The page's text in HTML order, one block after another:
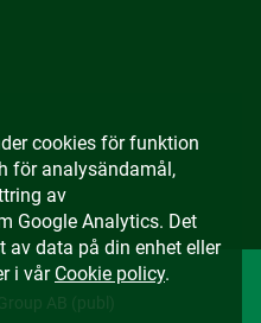
AB (publ)
cookies för funktion
för analysändamål,
av
Google Analytics. Det
av data på din enhet eller
i vår Cookie policy.